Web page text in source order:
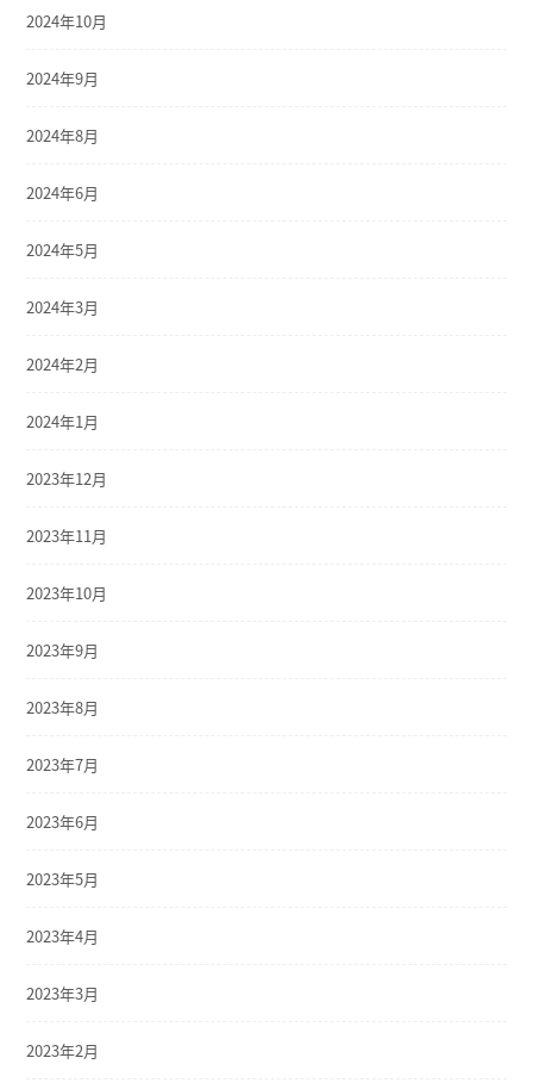
2024年10月
2024年9月
2024年8月
2024年6月
2024年5月
2024年3月
2024年2月
2024年1月
2023年12月
2023年11月
2023年10月
2023年9月
2023年8月
2023年7月
2023年6月
2023年5月
2023年4月
2023年3月
2023年2月